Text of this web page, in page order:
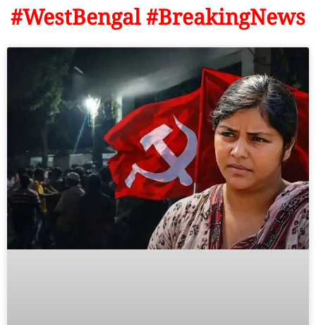
#WestBengal #BreakingNews